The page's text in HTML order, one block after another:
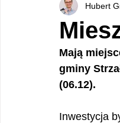
Hubert
Mają
gminy
(06.12).
Inwestycja